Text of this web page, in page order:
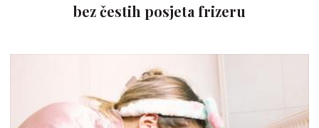
bez čestih posjeta frizeru